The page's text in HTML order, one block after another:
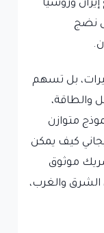
إيران وروسيا
نضج
بل تسهم
والطاقة،
متوازن
كيف يمكن
موثوق
الشرق والغرب،